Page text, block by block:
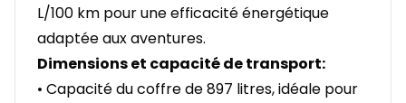
L/100 km pour une efficacité énergétique
adaptée aux aventures.
Dimensions et capacité de transport:
• Capacité du coffre de 897 litres, idéale pour